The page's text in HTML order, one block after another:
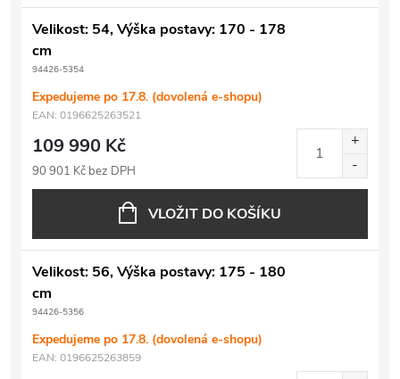
Velikost: 54, Výška postavy: 170 - 178
cm
94426-5354
Expedujeme po 17.8. (dovolená e-shopu)
EAN: 0196625263521
109 990 Kč
90 901 Kč bez DPH
VLOŽIT DO KOŠÍKU
Velikost: 56, Výška postavy: 175 - 180
cm
94426-5356
Expedujeme po 17.8. (dovolená e-shopu)
EAN: 0196625263859